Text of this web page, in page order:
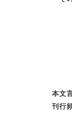
本文
刊行